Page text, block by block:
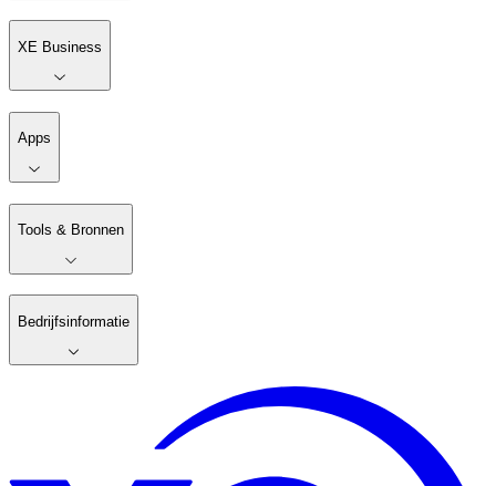
XE Business
Apps
Tools & Bronnen
Bedrijfsinformatie